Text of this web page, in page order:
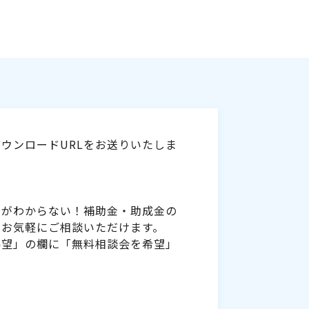
ンロードURLをお送りいたしま
わからない！補助金・助成金の
気軽にご相談いただけます。
の欄に「無料相談会を希望」